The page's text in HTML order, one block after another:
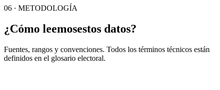
06 · METODOLOGÍA
¿Cómo leemosestos datos?
Fuentes, rangos y convenciones. Todos los términos técnicos están
definidos en el glosario electoral.